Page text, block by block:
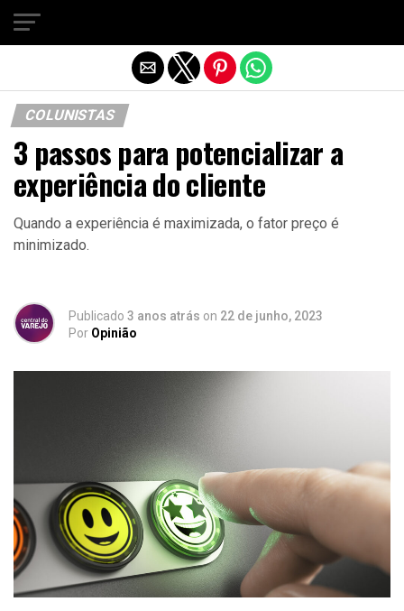
COLUNISTAS
3 passos para potencializar a
experiência do cliente
Quando a experiência é maximizada, o fator preço é
minimizado.
Publicado 3 anos atrás on 22 de junho, 2023
Por Opinião